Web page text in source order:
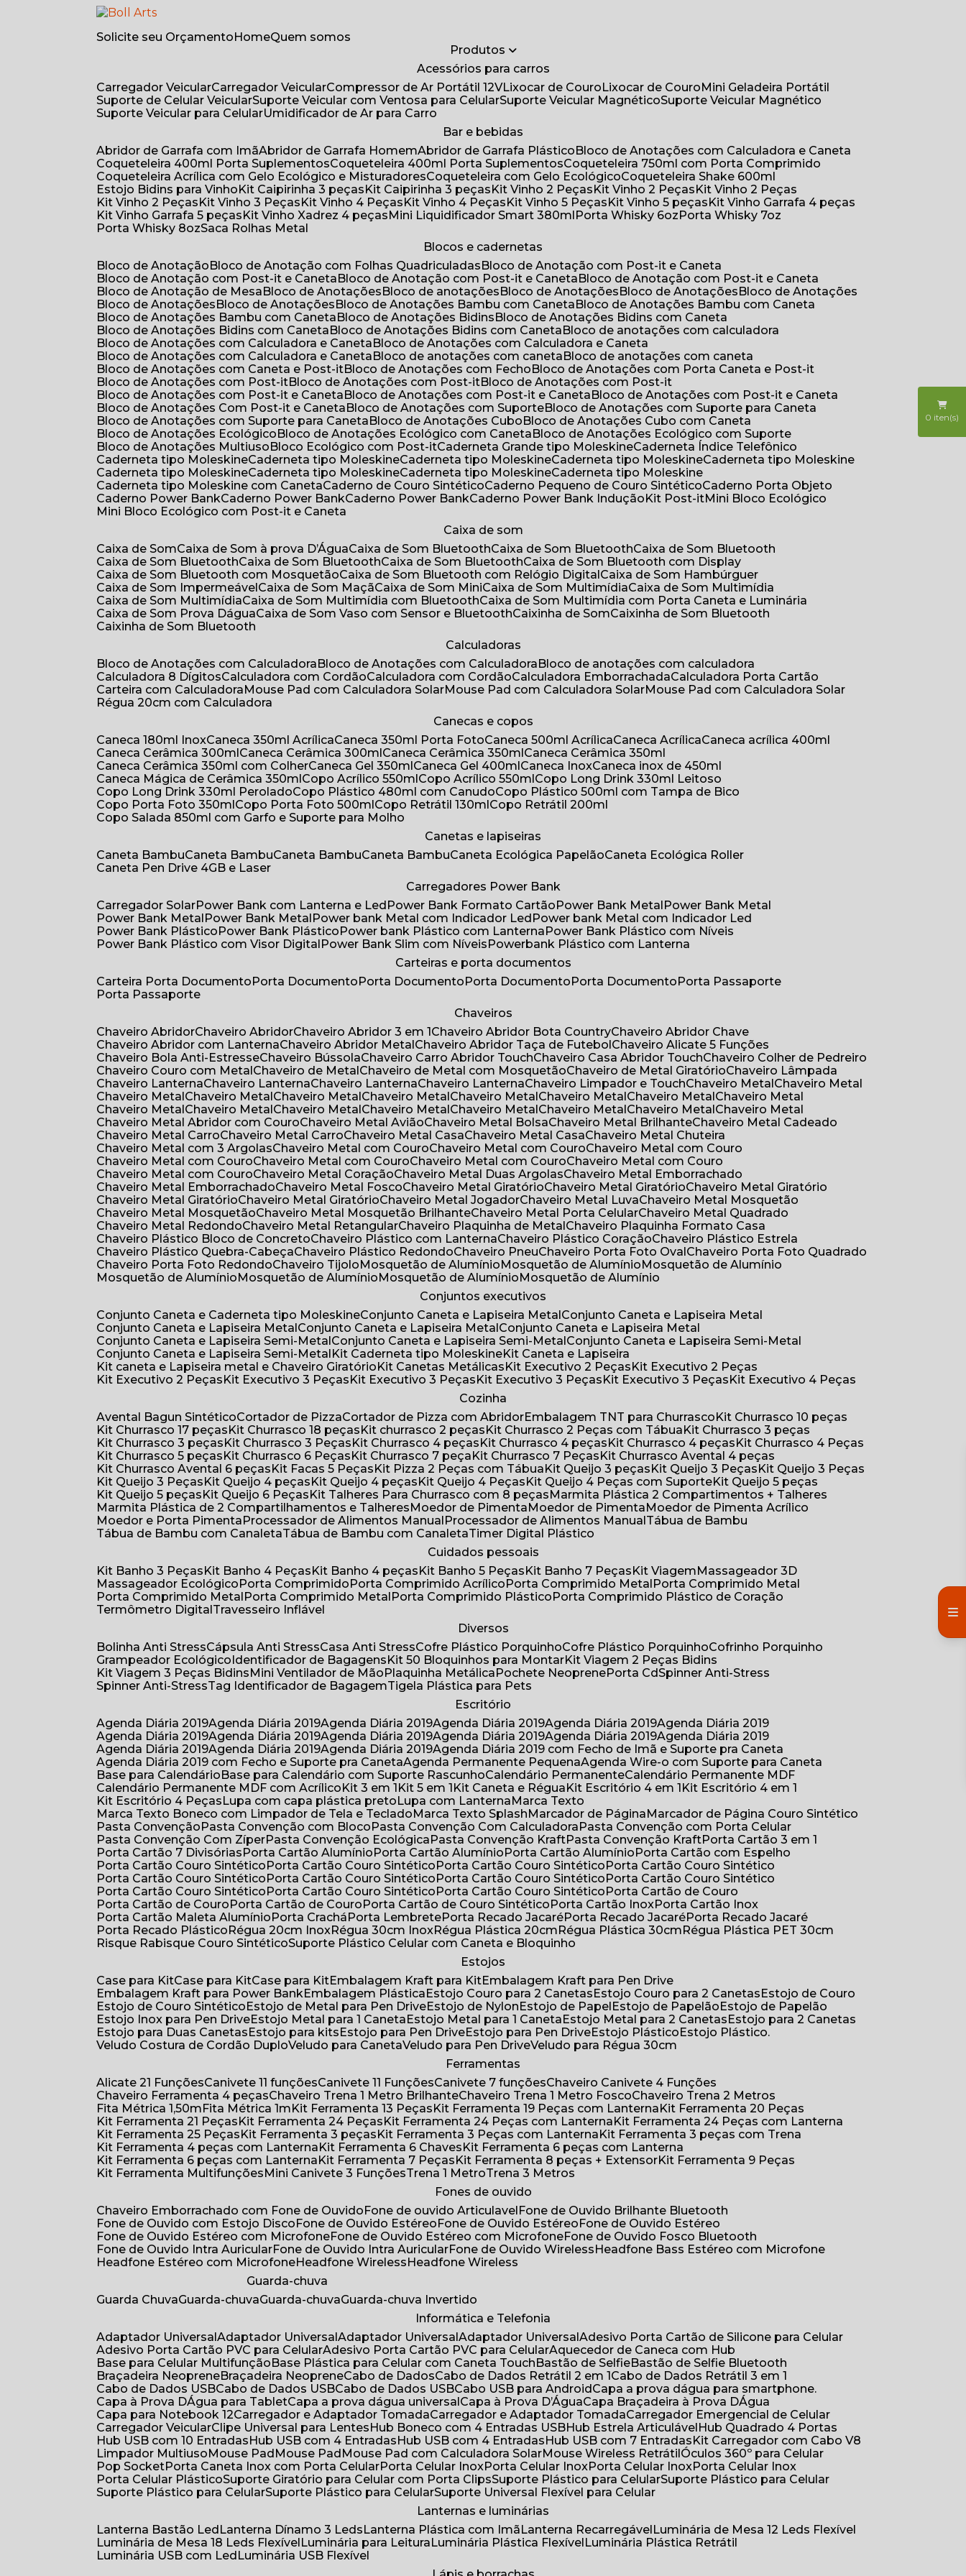
Solicite seu Orçamento Home
Quem somos
Produtos
Acessórios para carros
Carregador Veicular
Carregador Veicular Compressor de Ar Portátil 12V Lixocar de Couro Lixocar de Couro
Mini Geladeira Portátil
Suporte de Celular Veicular Suporte Veicular com Ventosa para Celular Suporte Veicular Magnético
Suporte Veicular Magnético
Suporte Veicular para Celular
Umidificador de Ar para Carro
Bar e bebidas
Abridor de Garrafa com Imã
Abridor de Garrafa Homem Abridor de Garrafa Plástico
Bloco de Anotações com Calculadora e Caneta
Coqueteleira 400ml Porta Suplementos
Coqueteleira 400ml Porta Suplementos
Coqueteleira 750ml com Porta Comprimido
Coqueteleira Acrílica com Gelo Ecológico e Misturadores
Coqueteleira com Gelo Ecológico
Coqueteleira Shake 600ml
Estojo Bidins para Vinho
Kit Caipirinha 3 peças Kit Caipirinha 3 peças Kit Vinho 2 Peças Kit Vinho 2 Peças
Kit Vinho 2 Peças
Kit Vinho 2 Peças
Kit Vinho 3 Peças Kit Vinho 4 Peças Kit Vinho 4 Peças Kit Vinho 5 Peças Kit Vinho 5 peças
Kit Vinho Garrafa 4 peças
Kit Vinho Garrafa 5 peças
Kit Vinho Xadrez 4 peças Mini Liquidificador Smart 380ml Porta Whisky 6oz
Porta Whisky 7oz
Porta Whisky 8oz
Saca Rolhas Metal
Blocos e cadernetas
Bloco de Anotação
Bloco de Anotação com Folhas Quadriculadas
Bloco de Anotação com Post-it e Caneta
Bloco de Anotação com Post-it e Caneta
Bloco de Anotação com Post-it e Caneta
Bloco de Anotação com Post-it e Caneta
Bloco de Anotação de Mesa
Bloco de Anotações Bloco de anotações Bloco de Anotações Bloco de Anotações
Bloco de Anotações
Bloco de Anotações
Bloco de Anotações Bloco de Anotações Bambu com Caneta
Bloco de Anotações Bambu com Caneta
Bloco de Anotações Bambu com Caneta
Bloco de Anotações Bidins
Bloco de Anotações Bidins com Caneta
Bloco de Anotações Bidins com Caneta
Bloco de Anotações Bidins com Caneta
Bloco de anotações com calculadora
Bloco de Anotações com Calculadora e Caneta
Bloco de Anotações com Calculadora e Caneta
Bloco de Anotações com Calculadora e Caneta
Bloco de anotações com caneta
Bloco de anotações com caneta
Bloco de Anotações com Caneta e Post-it
Bloco de Anotações com Fecho
Bloco de Anotações com Porta Caneta e Post-it
Bloco de Anotações com Post-it
Bloco de Anotações com Post-it
Bloco de Anotações com Post-it
Bloco de Anotações com Post-it e Caneta
Bloco de Anotações com Post-it e Caneta
Bloco de Anotações com Post-it e Caneta
Bloco de Anotações Com Post-it e Caneta
Bloco de Anotações com Suporte
Bloco de Anotações com Suporte para Caneta
Bloco de Anotações com Suporte para Caneta
Bloco de Anotações Cubo
Bloco de Anotações Cubo com Caneta
Bloco de Anotações Ecológico
Bloco de Anotações Ecológico com Caneta
Bloco de Anotações Ecológico com Suporte
Bloco de Anotações Multiuso
Bloco Ecológico com Post-it Caderneta Grande tipo Moleskine
Caderneta Índice Telefônico
Caderneta tipo Moleskine
Caderneta tipo Moleskine Caderneta tipo Moleskine Caderneta tipo Moleskine
Caderneta tipo Moleskine
Caderneta tipo Moleskine
Caderneta tipo Moleskine Caderneta tipo Moleskine
Caderneta tipo Moleskine
Caderneta tipo Moleskine com Caneta
Caderno de Couro Sintético Caderno Pequeno de Couro Sintético
Caderno Porta Objeto
Caderno Power Bank
Caderno Power Bank Caderno Power Bank Caderno Power Bank Indução Kit Post-it
Mini Bloco Ecológico
Mini Bloco Ecológico com Post-it e Caneta
Caixa de som
Caixa de Som
Caixa de Som à prova D’Água Caixa de Som Bluetooth Caixa de Som Bluetooth
Caixa de Som Bluetooth
Caixa de Som Bluetooth
Caixa de Som Bluetooth Caixa de Som Bluetooth
Caixa de Som Bluetooth com Display
Caixa de Som Bluetooth com Mosquetão
Caixa de Som Bluetooth com Relógio Digital
Caixa de Som Hambúrguer
Caixa de Som Impermeável
Caixa de Som Maçã Caixa de Som Mini Caixa de Som Multimídia
Caixa de Som Multimídia
Caixa de Som Multimídia
Caixa de Som Multimídia com Bluetooth
Caixa de Som Multimídia com Porta Caneta e Luminária
Caixa de Som Prova Dágua
Caixa de Som Vaso com Sensor e Bluetooth Caixinha de Som
Caixinha de Som Bluetooth
Caixinha de Som Bluetooth
Calculadoras
Bloco de Anotações com Calculadora
Bloco de Anotações com Calculadora
Bloco de anotações com calculadora
Calculadora 8 Dígitos
Calculadora com Cordão Calculadora com Cordão Calculadora Emborrachada
Calculadora Porta Cartão
Carteira com Calculadora
Mouse Pad com Calculadora Solar Mouse Pad com Calculadora Solar
Mouse Pad com Calculadora Solar
Régua 20cm com Calculadora
Canecas e copos
Caneca 180ml Inox
Caneca 350ml Acrílica Caneca 350ml Porta Foto Caneca 500ml Acrílica Caneca Acrílica
Caneca acrílica 400ml
Caneca Cerâmica 300ml
Caneca Cerâmica 300ml Caneca Cerâmica 350ml
Caneca Cerâmica 350ml
Caneca Cerâmica 350ml com Colher
Caneca Gel 350ml Caneca Gel 400ml Caneca Inox
Caneca inox de 450ml
Caneca Mágica de Cerâmica 350ml
Copo Acrílico 550ml Copo Acrílico 550ml
Copo Long Drink 330ml Leitoso
Copo Long Drink 330ml Perolado
Copo Plástico 480ml com Canudo
Copo Plástico 500ml com Tampa de Bico
Copo Porta Foto 350ml
Copo Porta Foto 500ml Copo Retrátil 130ml
Copo Retrátil 200ml
Copo Salada 850ml com Garfo e Suporte para Molho
Canetas e lapiseiras
Caneta Bambu
Caneta Bambu Caneta Bambu Caneta Bambu Caneta Ecológica Papelão
Caneta Ecológica Roller
Caneta Pen Drive 4GB e Laser
Carregadores Power Bank
Carregador Solar
Power Bank com Lanterna e Led Power Bank Formato Cartão Power Bank Metal
Power Bank Metal
Power Bank Metal
Power Bank Metal Power bank Metal com Indicador Led
Power bank Metal com Indicador Led
Power Bank Plástico
Power Bank Plástico Power bank Plástico com Lanterna
Power Bank Plástico com Níveis
Power Bank Plástico com Visor Digital
Power Bank Slim com Níveis
Powerbank Plástico com Lanterna
Carteiras e porta documentos
Carteira Porta Documento
Porta Documento Porta Documento Porta Documento Porta Documento
Porta Passaporte
Porta Passaporte
Chaveiros
Chaveiro Abridor
Chaveiro Abridor Chaveiro Abridor 3 em 1 Chaveiro Abridor Bota Country
Chaveiro Abridor Chave
Chaveiro Abridor com Lanterna
Chaveiro Abridor Metal Chaveiro Abridor Taça de Futebol
Chaveiro Alicate 5 Funções
Chaveiro Bola Anti-Estresse
Chaveiro Bússola Chaveiro Carro Abridor Touch Chaveiro Casa Abridor Touch
Chaveiro Colher de Pedreiro
Chaveiro Couro com Metal
Chaveiro de Metal Chaveiro de Metal com Mosquetão Chaveiro de Metal Giratório
Chaveiro Lâmpada
Chaveiro Lanterna
Chaveiro Lanterna Chaveiro Lanterna Chaveiro Lanterna Chaveiro Limpador e Touch Chaveiro Metal
Chaveiro Metal
Chaveiro Metal
Chaveiro Metal Chaveiro Metal Chaveiro Metal Chaveiro Metal Chaveiro Metal Chaveiro Metal
Chaveiro Metal
Chaveiro Metal
Chaveiro Metal Chaveiro Metal Chaveiro Metal Chaveiro Metal Chaveiro Metal Chaveiro Metal
Chaveiro Metal
Chaveiro Metal Abridor com Couro
Chaveiro Metal Avião Chaveiro Metal Bolsa Chaveiro Metal Brilhante
Chaveiro Metal Cadeado
Chaveiro Metal Carro
Chaveiro Metal Carro Chaveiro Metal Casa Chaveiro Metal Casa
Chaveiro Metal Chuteira
Chaveiro Metal com 3 Argolas
Chaveiro Metal com Couro Chaveiro Metal com Couro
Chaveiro Metal com Couro
Chaveiro Metal com Couro
Chaveiro Metal com Couro Chaveiro Metal com Couro
Chaveiro Metal com Couro
Chaveiro Metal com Couro
Chaveiro Metal Coração Chaveiro Metal Duas Argolas
Chaveiro Metal Emborrachado
Chaveiro Metal Emborrachado
Chaveiro Metal Fosco Chaveiro Metal Giratório Chaveiro Metal Giratório
Chaveiro Metal Giratório
Chaveiro Metal Giratório
Chaveiro Metal Giratório Chaveiro Metal Jogador Chaveiro Metal Luva
Chaveiro Metal Mosquetão
Chaveiro Metal Mosquetão
Chaveiro Metal Mosquetão Brilhante Chaveiro Metal Porta Celular
Chaveiro Metal Quadrado
Chaveiro Metal Redondo
Chaveiro Metal Retangular Chaveiro Plaquinha de Metal
Chaveiro Plaquinha Formato Casa
Chaveiro Plástico Bloco de Concreto
Chaveiro Plástico com Lanterna Chaveiro Plástico Coração
Chaveiro Plástico Estrela
Chaveiro Plástico Quebra-Cabeça
Chaveiro Plástico Redondo Chaveiro Pneu Chaveiro Porta Foto Oval
Chaveiro Porta Foto Quadrado
Chaveiro Porta Foto Redondo
Chaveiro Tijolo Mosquetão de Alumínio Mosquetão de Alumínio
Mosquetão de Alumínio
Mosquetão de Alumínio
Mosquetão de Alumínio Mosquetão de Alumínio
Mosquetão de Alumínio
Conjuntos executivos
Conjunto Caneta e Caderneta tipo Moleskine
Conjunto Caneta e Lapiseira Metal
Conjunto Caneta e Lapiseira Metal
Conjunto Caneta e Lapiseira Metal
Conjunto Caneta e Lapiseira Metal
Conjunto Caneta e Lapiseira Metal
Conjunto Caneta e Lapiseira Semi-Metal
Conjunto Caneta e Lapiseira Semi-Metal
Conjunto Caneta e Lapiseira Semi-Metal
Conjunto Caneta e Lapiseira Semi-Metal
Kit Caderneta tipo Moleskine
Kit Caneta e Lapiseira
Kit caneta e Lapiseira metal e Chaveiro Giratório
Kit Canetas Metálicas Kit Executivo 2 Peças
Kit Executivo 2 Peças
Kit Executivo 2 Peças
Kit Executivo 3 Peças Kit Executivo 3 Peças Kit Executivo 3 Peças Kit Executivo 3 Peças
Kit Executivo 4 Peças
Cozinha
Avental Bagun Sintético
Cortador de Pizza Cortador de Pizza com Abridor Embalagem TNT para Churrasco
Kit Churrasco 10 peças
Kit Churrasco 17 peças
Kit Churrasco 18 peças Kit churrasco 2 peças Kit Churrasco 2 Peças com Tábua
Kit Churrasco 3 peças
Kit Churrasco 3 peças
Kit Churrasco 3 Peças Kit Churrasco 4 peças Kit Churrasco 4 peças Kit Churrasco 4 peças
Kit Churrasco 4 Peças
Kit Churrasco 5 peças
Kit Churrasco 6 Peças Kit Churrasco 7 peça Kit Churrasco 7 Peças
Kit Churrasco Avental 4 peças
Kit Churrasco Avental 6 peças
Kit Facas 5 Peças Kit Pizza 2 Peças com Tábua Kit Queijo 3 peças Kit Queijo 3 Peças
Kit Queijo 3 Peças
Kit Queijo 3 Peças
Kit Queijo 4 peças Kit Queijo 4 peças Kit Queijo 4 Peças Kit Queijo 4 Peças com Suporte
Kit Queijo 5 peças
Kit Queijo 5 peças
Kit Queijo 6 Peças Kit Talheres Para Churrasco com 8 peças
Marmita Plástica 2 Compartimentos + Talheres
Marmita Plástica de 2 Compartilhamentos e Talheres
Moedor de Pimenta Moedor de Pimenta
Moedor de Pimenta Acrílico
Moedor e Porta Pimenta
Processador de Alimentos Manual Processador de Alimentos Manual
Tábua de Bambu
Tábua de Bambu com Canaleta
Tábua de Bambu com Canaleta
Timer Digital Plástico
Cuidados pessoais
Kit Banho 3 Peças
Kit Banho 4 Peças Kit Banho 4 peças Kit Banho 5 Peças Kit Banho 7 Peças Kit Viagem
Massageador 3D
Massageador Ecológico
Porta Comprimido Porta Comprimido Acrílico Porta Comprimido Metal
Porta Comprimido Metal
Porta Comprimido Metal
Porta Comprimido Metal Porta Comprimido Plástico
Porta Comprimido Plástico de Coração
Termômetro Digital
Travesseiro Inflável
Diversos
Bolinha Anti Stress
Cápsula Anti Stress Casa Anti Stress Cofre Plástico Porquinho Cofre Plástico Porquinho
Cofrinho Porquinho
Grampeador Ecológico Identificador de Bagagens Kit 50 Bloquinhos para Montar
Kit Viagem 2 Peças Bidins
Kit Viagem 3 Peças Bidins
Mini Ventilador de Mão Plaquinha Metálica Pochete Neoprene Porta Cd
Spinner Anti-Stress
Spinner Anti-Stress
Tag Identificador de Bagagem
Tigela Plástica para Pets
Escritório
Agenda Diária 2019
Agenda Diária 2019 Agenda Diária 2019 Agenda Diária 2019 Agenda Diária 2019
Agenda Diária 2019
Agenda Diária 2019
Agenda Diária 2019 Agenda Diária 2019 Agenda Diária 2019 Agenda Diária 2019
Agenda Diária 2019
Agenda Diária 2019
Agenda Diária 2019 Agenda Diária 2019
Agenda Diária 2019 com Fecho de Imã e Suporte pra Caneta
Agenda Diária 2019 com Fecho e Suporte pra Caneta
Agenda Permanente Pequena
Agenda Wire-o com Suporte para Caneta
Base para Calendário
Base para Calendário com Suporte Rascunho Calendário Permanente
Calendário Permanente MDF
Calendário Permanente MDF com Acrílico
Kit 3 em 1 Kit 5 em 1 Kit Caneta e Régua Kit Escritório 4 em 1
Kit Escritório 4 em 1
Kit Escritório 4 Peças
Lupa com capa plástica preto Lupa com Lanterna
Marca Texto
Marca Texto Boneco com Limpador de Tela e Teclado
Marca Texto Splash Marcador de Página
Marcador de Página Couro Sintético
Pasta Convenção
Pasta Convenção com Bloco Pasta Convenção Com Calculadora
Pasta Convenção com Porta Celular
Pasta Convenção Com Zíper
Pasta Convenção Ecológica Pasta Convenção Kraft Pasta Convenção Kraft
Porta Cartão 3 em 1
Porta Cartão 7 Divisórias
Porta Cartão Alumínio Porta Cartão Alumínio Porta Cartão Alumínio
Porta Cartão com Espelho
Porta Cartão Couro Sintético
Porta Cartão Couro Sintético Porta Cartão Couro Sintético
Porta Cartão Couro Sintético
Porta Cartão Couro Sintético
Porta Cartão Couro Sintético Porta Cartão Couro Sintético
Porta Cartão Couro Sintético
Porta Cartão Couro Sintético
Porta Cartão Couro Sintético Porta Cartão Couro Sintético
Porta Cartão de Couro
Porta Cartão de Couro
Porta Cartão de Couro Porta Cartão de Couro Sintético Porta Cartão Inox
Porta Cartão Inox
Porta Cartão Maleta Alumínio
Porta Crachá Porta Lembrete Porta Recado Jacaré Porta Recado Jacaré
Porta Recado Jacaré
Porta Recado Plástico
Régua 20cm Inox Régua 30cm Inox Régua Plástica 20cm Régua Plástica 30cm
Régua Plástica PET 30cm
Risque Rabisque Couro Sintético
Suporte Plástico Celular com Caneta e Bloquinho
Estojos
Case para Kit
Case para Kit Case para Kit Embalagem Kraft para Kit
Embalagem Kraft para Pen Drive
Embalagem Kraft para Power Bank
Embalagem Plástica Estojo Couro para 2 Canetas Estojo Couro para 2 Canetas
Estojo de Couro
Estojo de Couro Sintético
Estojo de Metal para Pen Drive Estojo de Nylon Estojo de Papel Estojo de Papelão
Estojo de Papelão
Estojo Inox para Pen Drive
Estojo Metal para 1 Caneta Estojo Metal para 1 Caneta Estojo Metal para 2 Canetas
Estojo para 2 Canetas
Estojo para Duas Canetas
Estojo para kits Estojo para Pen Drive Estojo para Pen Drive Estojo Plástico
Estojo Plástico.
Veludo Costura de Cordão Duplo Veludo para Caneta Veludo para Pen Drive Veludo para Régua 30cm
Ferramentas
Alicate 21 Funções
Canivete 11 funções Canivete 11 Funções Canivete 7 funções
Chaveiro Canivete 4 Funções
Chaveiro Ferramenta 4 peças
Chaveiro Trena 1 Metro Brilhante Chaveiro Trena 1 Metro Fosco
Chaveiro Trena 2 Metros
Fita Métrica 1,50m
Fita Métrica 1m Kit Ferramenta 13 Peças Kit Ferramenta 19 Peças com Lanterna
Kit Ferramenta 20 Peças
Kit Ferramenta 21 Peças
Kit Ferramenta 24 Peças Kit Ferramenta 24 Peças com Lanterna
Kit Ferramenta 24 Peças com Lanterna
Kit Ferramenta 25 Peças
Kit Ferramenta 3 peças Kit Ferramenta 3 Peças com Lanterna
Kit Ferramenta 3 peças com Trena
Kit Ferramenta 4 peças com Lanterna
Kit Ferramenta 6 Chaves
Kit Ferramenta 6 peças com Lanterna
Kit Ferramenta 6 peças com Lanterna
Kit Ferramenta 7 Peças Kit Ferramenta 8 peças + Extensor
Kit Ferramenta 9 Peças
Kit Ferramenta Multifunções
Mini Canivete 3 Funções Trena 1 Metro
Trena 3 Metros
Fones de ouvido
Chaveiro Emborrachado com Fone de Ouvido
Fone de ouvido Articulavel
Fone de Ouvido Brilhante Bluetooth
Fone de Ouvido com Estojo Disco
Fone de Ouvido Estéreo Fone de Ouvido Estéreo
Fone de Ouvido Estéreo
Fone de Ouvido Estéreo com Microfone Fone de Ouvido Estéreo com Microfone Fone de Ouvido Fosco Bluetooth
Fone de Ouvido Intra Auricular Fone de Ouvido Intra Auricular Fone de Ouvido Wireless
Headfone Bass Estéreo com Microfone
Headfone Estéreo com Microfone
Headfone Wireless
Headfone Wireless
Guarda-chuva
Guarda Chuva
Guarda-chuva Guarda-chuva
Guarda-chuva Invertido
Informática e Telefonia
Adaptador Universal
Adaptador Universal Adaptador Universal Adaptador Universal
Adesivo Porta Cartão de Silicone para Celular
Adesivo Porta Cartão PVC para Celular
Adesivo Porta Cartão PVC para Celular
Aquecedor de Caneca com Hub
Base para Celular Multifunção
Base Plástica para Celular com Caneta Touch Bastão de Selfie
Bastão de Selfie Bluetooth
Braçadeira Neoprene
Braçadeira Neoprene Cabo de Dados Cabo de Dados Retrátil 2 em 1
Cabo de Dados Retrátil 3 em 1
Cabo de Dados USB
Cabo de Dados USB Cabo de Dados USB Cabo USB para Android
Capa a prova dágua para smartphone.
Capa à Prova DÁgua para Tablet
Capa a prova dágua universal Capa à Prova D’Água
Capa Braçadeira à Prova DÁgua
Capa para Notebook 12
Carregador e Adaptador Tomada Carregador e Adaptador Tomada
Carregador Emergencial de Celular
Carregador Veicular
Clipe Universal para Lentes Hub Boneco com 4 Entradas USB Hub Estrela Articulável
Hub Quadrado 4 Portas
Hub USB com 10 Entradas
Hub USB com 4 Entradas Hub USB com 4 Entradas Hub USB com 7 Entradas
Kit Carregador com Cabo V8
Limpador Multiuso
Mouse Pad Mouse Pad Mouse Pad com Calculadora Solar Mouse Wireless Retrátil
Óculos 360º para Celular
Pop Socket
Porta Caneta Inox com Porta Celular Porta Celular Inox Porta Celular Inox Porta Celular Inox
Porta Celular Inox
Porta Celular Plástico
Suporte Giratório para Celular com Porta Clips Suporte Plástico para Celular Suporte Plástico para Celular
Suporte Plástico para Celular Suporte Plástico para Celular Suporte Universal Flexível para Celular
Lanternas e luminárias
Lanterna Bastão Led
Lanterna Dínamo 3 Leds Lanterna Plástica com Imã Lanterna Recarregável
Luminária de Mesa 12 Leds Flexível
Luminária de Mesa 18 Leds Flexível
Luminária para Leitura Luminária Plástica Flexível
Luminária Plástica Retrátil
Luminária USB com Led
Luminária USB Flexível
0 iten(s)